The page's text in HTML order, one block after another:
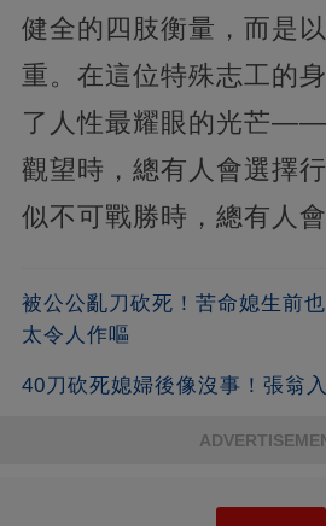
健全的四肢衡量，而是
重。在這位特殊志工的
了人性最耀眼的光芒
觀望時，總有人會選擇
似不可戰勝時，總有人會
被公公亂刀砍死！苦命媳生前
太令人作嘔
40刀砍死媳婦後像沒事！張翁